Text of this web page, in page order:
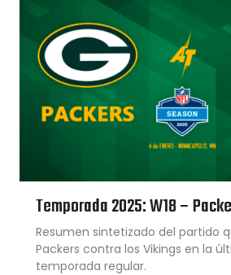
Temporada 2025: W18 –
Resumen sintetizado del partido
Packers contra los Vikings en la
temporada regular.